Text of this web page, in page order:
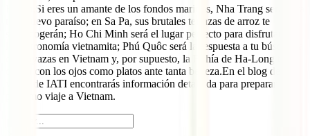
Hanói.Si eres un amante de los fondos marinos, Nha Trang será para
ti tu nuevo paraíso; en Sa Pa, sus brutales terrazas de arroz te
sobrecogerán; Ho Chi Minh será el lugar perfecto para disfrutar de
la gastronomía vietnamita; Phú Quôc será la respuesta a tu búsqueda
de playazas en Vietnam y, por supuesto, la Bahía de Ha-Long te
dejará con los ojos como platos ante tanta belleza.En el blog de
viajes de IATI encontrarás información detallada para preparar tu
próximo viaje a Vietnam.